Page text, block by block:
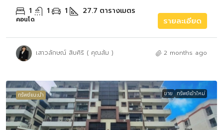
1 1 1 27.7 ตารางเมตร
คอนโด รายละเอียด
เสาวลักษณ์ สิบศิริ ( คุณส้ม ) 2 months ago
ทรัพย์แนะนำ ขาย ทรัพย์เข้าใหม่